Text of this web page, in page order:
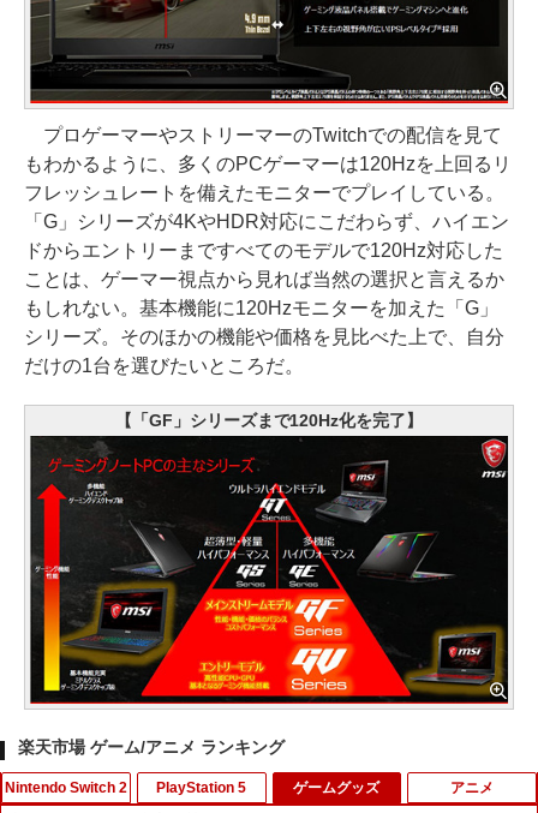
プロゲーマーやストリーマーのTwitchでの配信を見て
もわかるように、多くのPCゲーマーは120Hzを上回るリ
フレッシュレートを備えたモニターでプレイしている。
「G」シリーズが4KやHDR対応にこだわらず、ハイエン
ドからエントリーまですべてのモデルで120Hz対応した
ことは、ゲーマー視点から見れば当然の選択と言えるか
もしれない。基本機能に120Hzモニターを加えた「G」
シリーズ。そのほかの機能や価格を見比べた上で、自分
だけの1台を選びたいところだ。
【「GF」シリーズまで120Hz化を完了】
楽天市場 ゲーム/アニメ ランキング
Nintendo Switch 2 PlayStation 5 ゲームグッズ アニメ